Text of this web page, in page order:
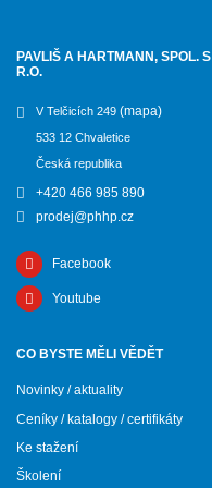
PAVLIŠ A HARTMANN, SPOL. S
R.O.
V Telčicích 249 (mapa)
533 12 Chvaletice
Česká republika
+420 466 985 890
prodej@phhp.cz
Facebook
Youtube
CO BYSTE MĚLI VĚDĚT
Novinky / aktuality
Ceníky / katalogy / certifikáty
Ke stažení
Školení